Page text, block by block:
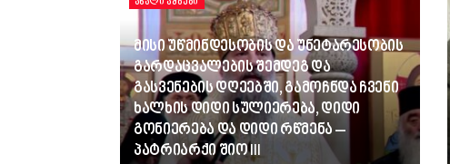
მისი უწმინდესობის და უნეტარესობის
გარდაცვალების შემდეგ და
გასვენების დღეებში, გამოჩნდა ჩვენი
ხალხის დიდი სულიერება, დიდი
გონიერება და დიდი რწმენა –
პატრიარქი შიო III